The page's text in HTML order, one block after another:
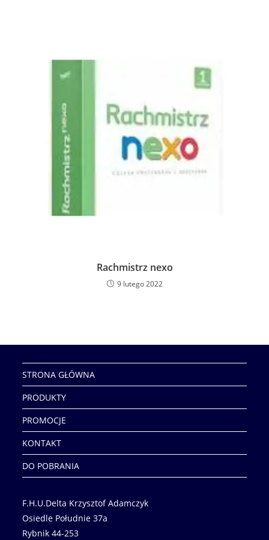
Rachmistrz nexo
9 lutego 2022
STRONA GŁÓWNA
PRODUKTY
PROMOCJE
KONTAKT
DO POBRANIA
F.H.U.Delta Krzysztof Adamczyk
Osiedle Południe 37a
Rybnik 44-253